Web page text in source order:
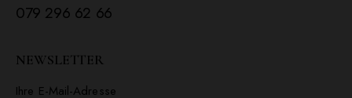
079 296 62 66
NEWSLETTER